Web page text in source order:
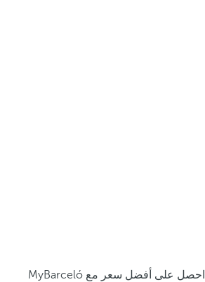
احصل على أفضل سعر مع MyBarceló